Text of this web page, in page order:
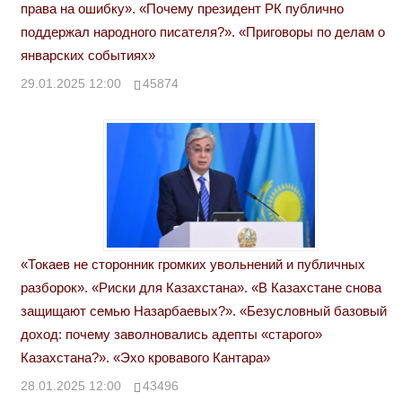
права на ошибку». «Почему президент РК публично
поддержал народного писателя?». «Приговоры по делам о
январских событиях»
29.01.2025 12:00 45874
«Токаев не сторонник громких увольнений и публичных
разборок». «Риски для Казахстана». «В Казахстане снова
защищают семью Назарбаевых?». «Безусловный базовый
доход: почему заволновались адепты «старого»
Казахстана?». «Эхо кровавого Кантара»
28.01.2025 12:00 43496